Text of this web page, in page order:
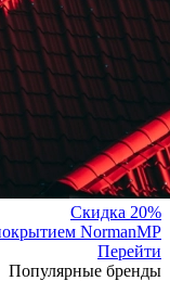
Скидка 20%
NormanMP
Перейти
Популярные бренды